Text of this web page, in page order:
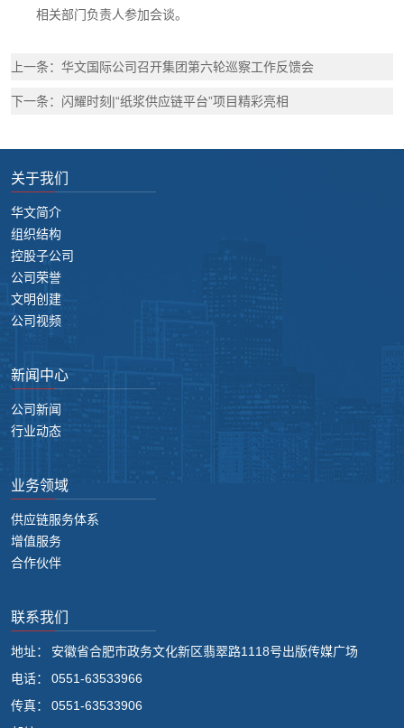
相关部门负责人参加会谈。
上一条：华文国际公司召开集团第六轮巡察工作反馈会
下一条：闪耀时刻|“纸浆供应链平台”项目精彩亮相
关于我们
华文简介
组织结构
控股子公司
公司荣誉
文明创建
公司视频
新闻中心
公司新闻
行业动态
业务领域
供应链服务体系
增值服务
合作伙伴
联系我们
地址：
安徽省合肥市政务文化新区翡翠路1118号出版传媒广场
电话：
0551-63533966
传真：
0551-63533906